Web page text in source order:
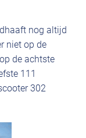
nog altijd
niet op de
de achtste
111
302